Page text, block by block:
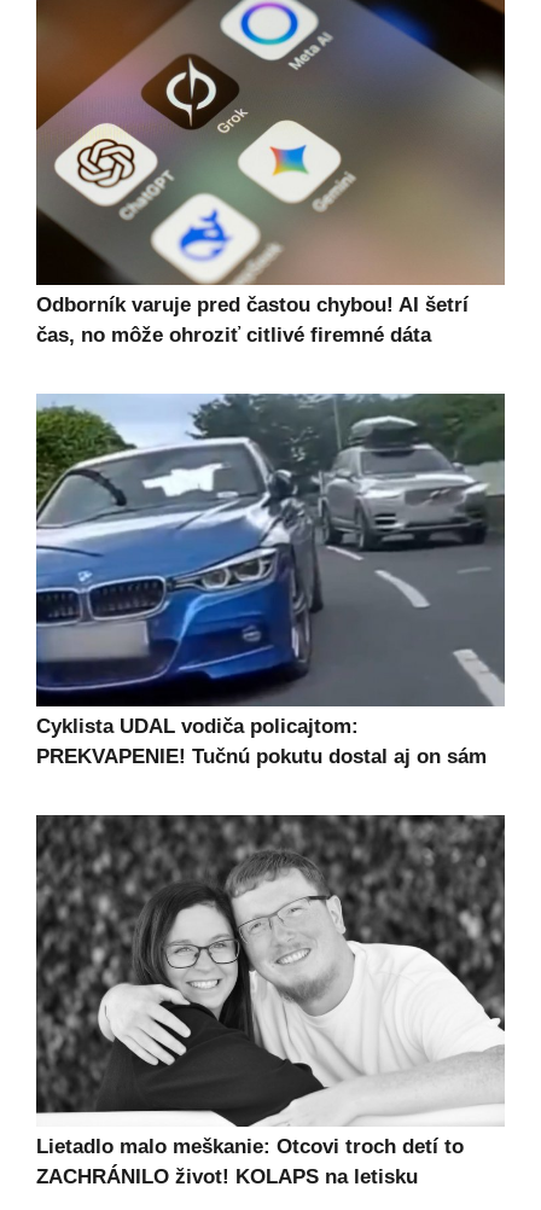
Odborník varuje pred častou chybou! AI šetrí
čas, no môže ohroziť citlivé firemné dáta
Cyklista UDAL vodiča policajtom:
PREKVAPENIE! Tučnú pokutu dostal aj on sám
Lietadlo malo meškanie: Otcovi troch detí to
ZACHRÁNILO život! KOLAPS na letisku